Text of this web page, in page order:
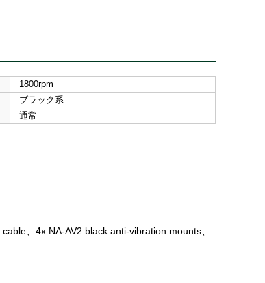
1800rpm
ブラック系
通常
、4x NA-AV2 black anti-vibration mounts、